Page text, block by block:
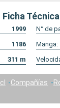
Ficha Técnica
1999 N° de
1186 Manga:
311 m
Compañías